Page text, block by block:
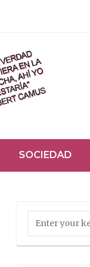
SOCIEDAD